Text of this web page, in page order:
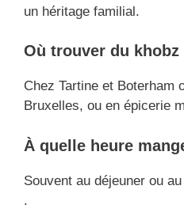
un héritage familial.
Où trouver du
Chez Tartine et Boterham
Bruxelles, ou en épicerie
À quelle heure
Souvent au déjeuner ou
.